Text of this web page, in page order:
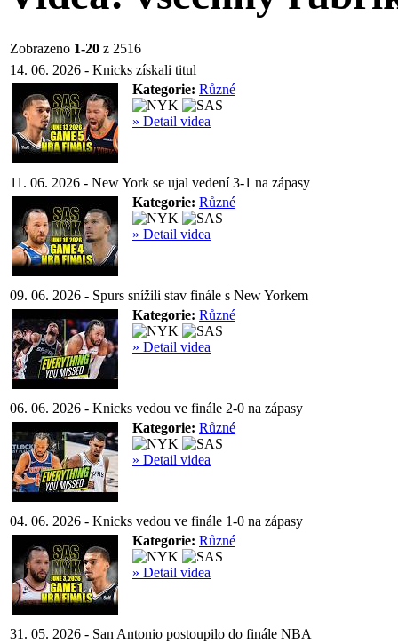
Zobrazeno 1-20 z 2516
14. 06. 2026 - Knicks získali titul
Kategorie: Různé
» Detail videa
11. 06. 2026 - New York se ujal vedení 3-1 na zápasy
Kategorie: Různé
» Detail videa
09. 06. 2026 - Spurs snížili stav finále s New Yorkem
Kategorie: Různé
» Detail videa
06. 06. 2026 - Knicks vedou ve finále 2-0 na zápasy
Kategorie: Různé
» Detail videa
04. 06. 2026 - Knicks vedou ve finále 1-0 na zápasy
Kategorie: Různé
» Detail videa
31. 05. 2026 - San Antonio postoupilo do finále NBA